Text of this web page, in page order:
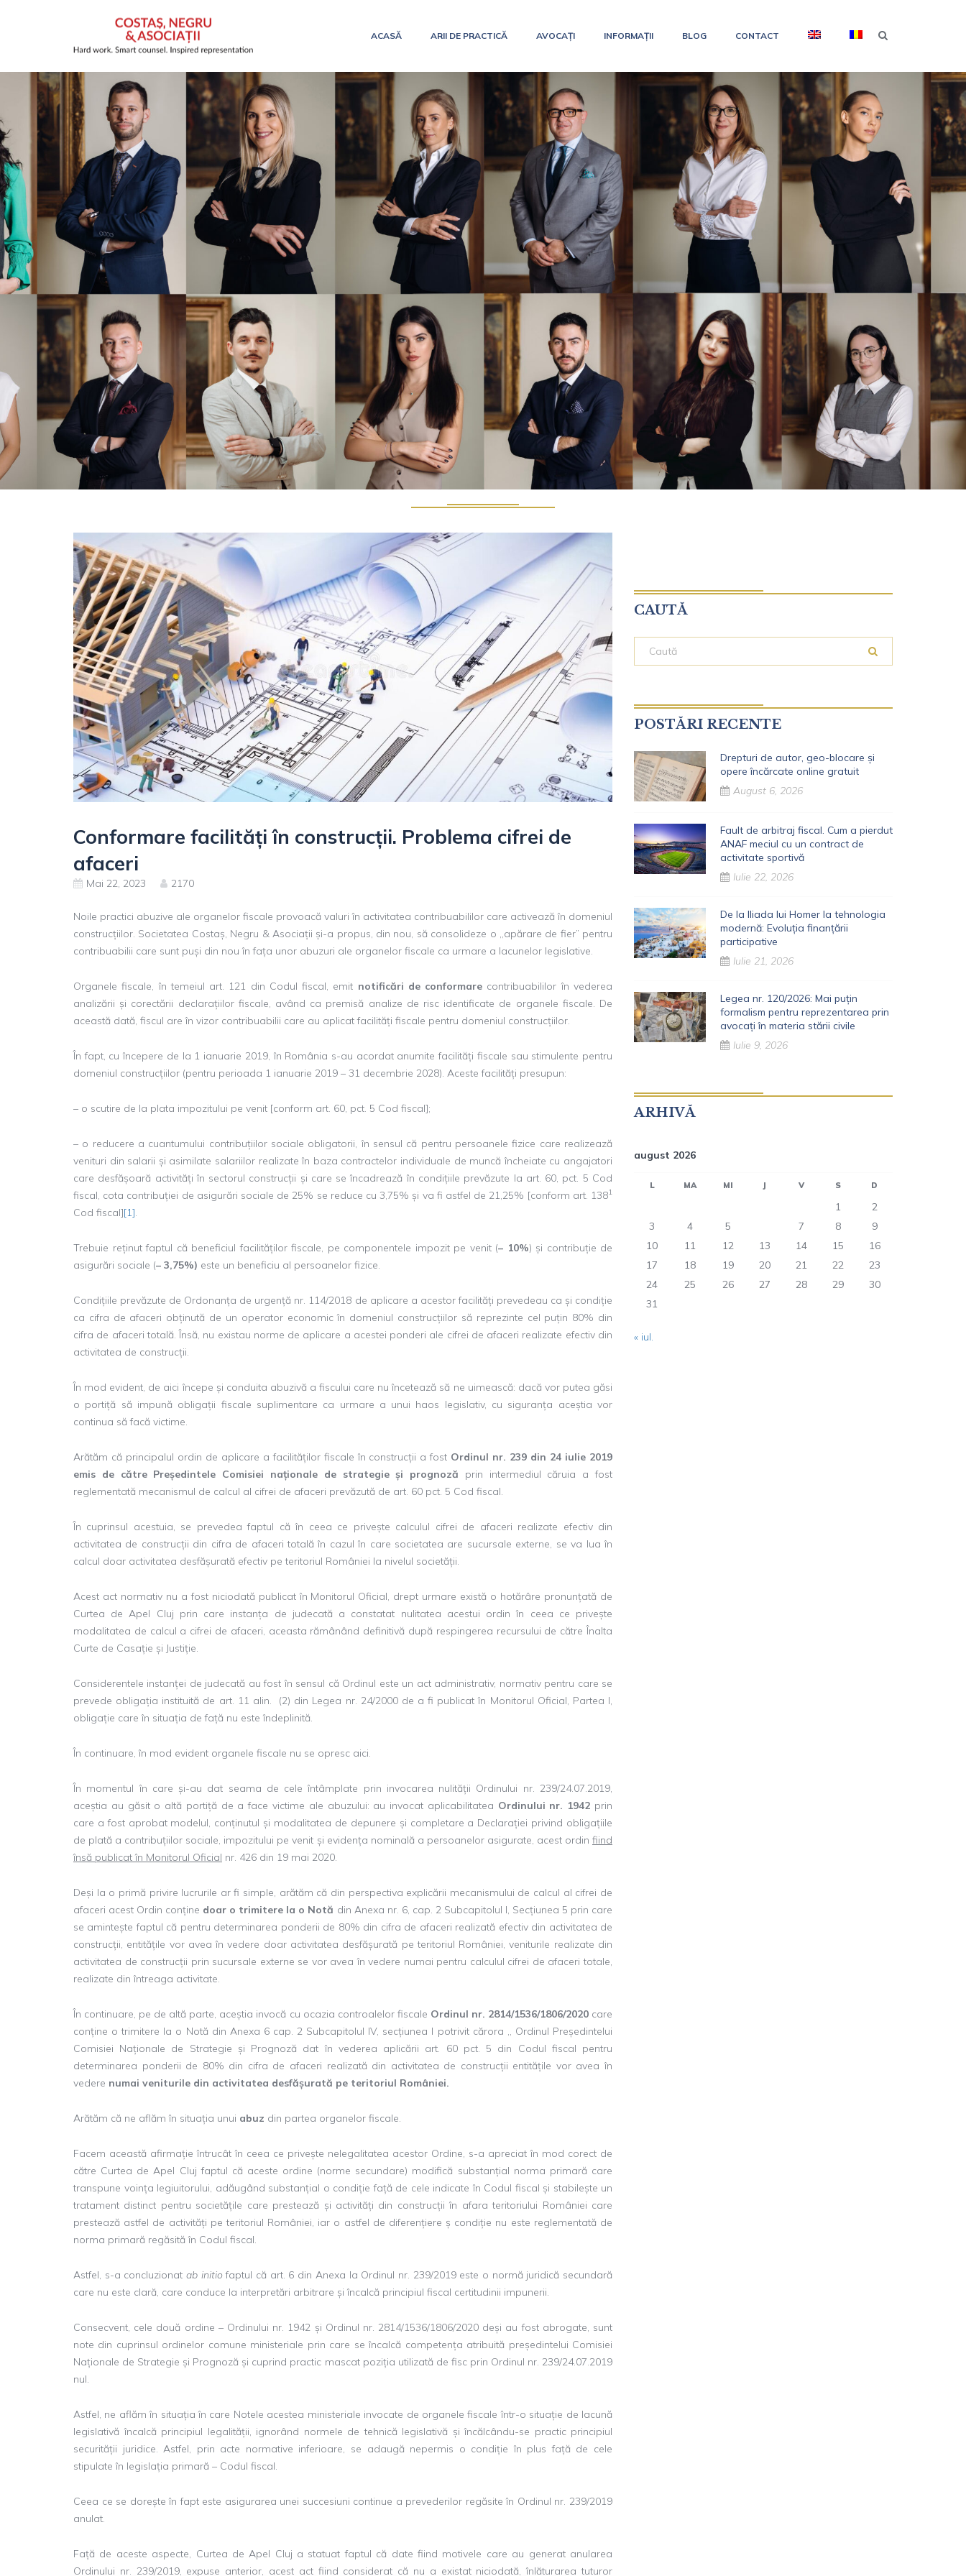
ACASĂ ARII DE PRACTICĂ AVOCAȚI INFORMAȚII BLOG CONTACT
Conformare facilități în construcții. Problema cifrei de
afaceri
Mai 22, 2023 2170
Noile practici abuzive ale organelor fiscale provoacă valuri în activitatea contribuabililor care activează în domeniul
construcțiilor. Societatea Costaș, Negru & Asociații și-a propus, din nou, să consolideze o ,,apărare de fier” pentru
contribuabilii care sunt puși din nou în fața unor abuzuri ale organelor fiscale ca urmare a lacunelor legislative.
Organele fiscale, în temeiul art. 121 din Codul fiscal, emit notificări de conformare contribuabililor în vederea
analizării și corectării declarațiilor fiscale, având ca premisă analize de risc identificate de organele fiscale. De
această dată, fiscul are în vizor contribuabilii care au aplicat facilități fiscale pentru domeniul construcțiilor.
În fapt, cu începere de la 1 ianuarie 2019, în România s-au acordat anumite facilități fiscale sau stimulente pentru
domeniul construcțiilor (pentru perioada 1 ianuarie 2019 – 31 decembrie 2028). Aceste facilități presupun:
– o scutire de la plata impozitului pe venit [conform art. 60, pct. 5 Cod fiscal];
– o reducere a cuantumului contribuțiilor sociale obligatorii, în sensul că pentru persoanele fizice care realizează
venituri din salarii și asimilate salariilor realizate în baza contractelor individuale de muncă încheiate cu angajatori
care desfășoară activități în sectorul construcții și care se încadrează în condițiile prevăzute la art. 60, pct. 5 Cod
fiscal, cota contribuției de asigurări sociale de 25% se reduce cu 3,75% și va fi astfel de 21,25% [conform art. 1381
Cod fiscal][1].
Trebuie reținut faptul că beneficiul facilităților fiscale, pe componentele impozit pe venit (– 10%) și contribuție de
asigurări sociale (– 3,75%) este un beneficiu al persoanelor fizice.
Condițiile prevăzute de Ordonanța de urgență nr. 114/2018 de aplicare a acestor facilități prevedeau ca și condiție
ca cifra de afaceri obținută de un operator economic în domeniul construcțiilor să reprezinte cel puțin 80% din
cifra de afaceri totală. Însă, nu existau norme de aplicare a acestei ponderi ale cifrei de afaceri realizate efectiv din
activitatea de construcții.
În mod evident, de aici începe și conduita abuzivă a fiscului care nu încetează să ne uimească: dacă vor putea găsi
o portiță să impună obligații fiscale suplimentare ca urmare a unui haos legislativ, cu siguranța aceștia vor
continua să facă victime.
Arătăm că principalul ordin de aplicare a facilităților fiscale în construcții a fost Ordinul nr. 239 din 24 iulie 2019
emis de către Președintele Comisiei naționale de strategie și prognoză prin intermediul căruia a fost
reglementată mecanismul de calcul al cifrei de afaceri prevăzută de art. 60 pct. 5 Cod fiscal.
În cuprinsul acestuia, se prevedea faptul că în ceea ce privește calculul cifrei de afaceri realizate efectiv din
activitatea de construcții din cifra de afaceri totală în cazul în care societatea are sucursale externe, se va lua în
calcul doar activitatea desfășurată efectiv pe teritoriul României la nivelul societății.
Acest act normativ nu a fost niciodată publicat în Monitorul Oficial, drept urmare există o hotărâre pronunțată de
Curtea de Apel Cluj prin care instanța de judecată a constatat nulitatea acestui ordin în ceea ce privește
modalitatea de calcul a cifrei de afaceri, aceasta rămânând definitivă după respingerea recursului de către Înalta
Curte de Casație și Justiție.
Considerentele instanței de judecată au fost în sensul că Ordinul este un act administrativ, normativ pentru care se
prevede obligația instituită de art. 11 alin. (2) din Legea nr. 24/2000 de a fi publicat în Monitorul Oficial, Partea I,
obligație care în situația de față nu este îndeplinită.
În continuare, în mod evident organele fiscale nu se opresc aici.
În momentul în care și-au dat seama de cele întâmplate prin invocarea nulității Ordinului nr. 239/24.07.2019,
aceștia au găsit o altă portiță de a face victime ale abuzului: au invocat aplicabilitatea Ordinului nr. 1942 prin
care a fost aprobat modelul, conținutul și modalitatea de depunere și completare a Declarației privind obligațiile
de plată a contribuțiilor sociale, impozitului pe venit și evidența nominală a persoanelor asigurate, acest ordin fiind
însă publicat în Monitorul Oficial nr. 426 din 19 mai 2020.
Deși la o primă privire lucrurile ar fi simple, arătăm că din perspectiva explicării mecanismului de calcul al cifrei de
afaceri acest Ordin conține doar o trimitere la o Notă din Anexa nr. 6, cap. 2 Subcapitolul I, Secțiunea 5 prin care
se amintește faptul că pentru determinarea ponderii de 80% din cifra de afaceri realizată efectiv din activitatea de
construcții, entitățile vor avea în vedere doar activitatea desfășurată pe teritoriul României, veniturile realizate din
activitatea de construcții prin sucursale externe se vor avea în vedere numai pentru calculul cifrei de afaceri totale,
realizate din întreaga activitate.
În continuare, pe de altă parte, aceștia invocă cu ocazia controalelor fiscale Ordinul nr. 2814/1536/1806/2020care
conține o trimitere la o Notă din Anexa 6 cap. 2 Subcapitolul IV, secțiunea I potrivit cărora ,, Ordinul Președintelui
Comisiei Naționale de Strategie și Prognoză dat în vederea aplicării art. 60 pct. 5 din Codul fiscal pentru
determinarea ponderii de 80% din cifra de afaceri realizată din activitatea de construcții entitățile vor avea în
vedere numai veniturile din activitatea desfășurată pe teritoriul României.
Arătăm că ne aflăm în situația unui abuz din partea organelor fiscale.
Facem această afirmație întrucât în ceea ce privește nelegalitatea acestor Ordine, s-a apreciat în mod corect de
către Curtea de Apel Cluj faptul că aceste ordine (norme secundare) modifică substanțial norma primară care
transpune voința legiuitorului, adăugând substanțial o condiție față de cele indicate în Codul fiscal și stabilește un
tratament distinct pentru societățile care prestează și activități din construcții în afara teritoriului României care
prestează astfel de activități pe teritoriul României, iar o astfel de diferențiere ș condiție nu este reglementată de
norma primară regăsită în Codul fiscal.
Astfel, s-a concluzionatab initiofaptul că art. 6 din Anexa la Ordinul nr. 239/2019 este o normă juridică secundară
care nu este clară, care conduce la interpretări arbitrare și încalcă principiul fiscal certitudinii impunerii.
Consecvent, cele două ordine – Ordinului nr. 1942 și Ordinul nr. 2814/1536/1806/2020 deși au fost abrogate, sunt
note din cuprinsul ordinelor comune ministeriale prin care se încalcă competența atribuită președintelui Comisiei
Naționale de Strategie și Prognoză și cuprind practic mascat poziția utilizată de fisc prin Ordinul nr. 239/24.07.2019
nul.
Astfel, ne aflăm în situația în care Notele acestea ministeriale invocate de organele fiscale într-o situație de lacună
legislativă încalcă principiul legalității, ignorând normele de tehnică legislativă și încălcându-se practic principiul
securității juridice. Astfel, prin acte normative inferioare, se adaugă nepermis o condiție în plus față de cele
stipulate în legislația primară – Codul fiscal.
Ceea ce se dorește în fapt este asigurarea unei succesiuni continue a prevederilor regăsite în Ordinul nr. 239/2019
anulat.
Față de aceste aspecte, Curtea de Apel Cluj a statuat faptul că date fiind motivele care au generat anularea
Ordinului nr. 239/2019, expuse anterior, acest act fiind considerat că nu a existat niciodată, înlăturarea tuturor
CAUTĂ
POSTĂRI RECENTE
Drepturi de autor, geo-blocare și
opere încărcate online gratuit
August 6, 2026
Fault de arbitraj fiscal. Cum a pierdut
ANAF meciul cu un contract de
activitate sportivă
Iulie 22, 2026
De la Iliada lui Homer la tehnologia
modernă: Evoluția finanțării
participative
Iulie 21, 2026
Legea nr. 120/2026: Mai puțin
formalism pentru reprezentarea prin
avocați în materia stării civile
Iulie 9, 2026
ARHIVĂ
august 2026
L MA MI J V S D
1
2
3
4 5 7 8
9
10
11 12 13 14 15
16
17
18 19 20 21 22
23
24
25 26 27 28 29
30
31
« iul.